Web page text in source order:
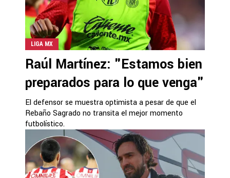
LIGA MX
Raúl Martínez: "Estamos bien
preparados para lo que venga"
El defensor se muestra optimista a pesar de que el
Rebaño Sagrado no transita el mejor momento
futbolístico.